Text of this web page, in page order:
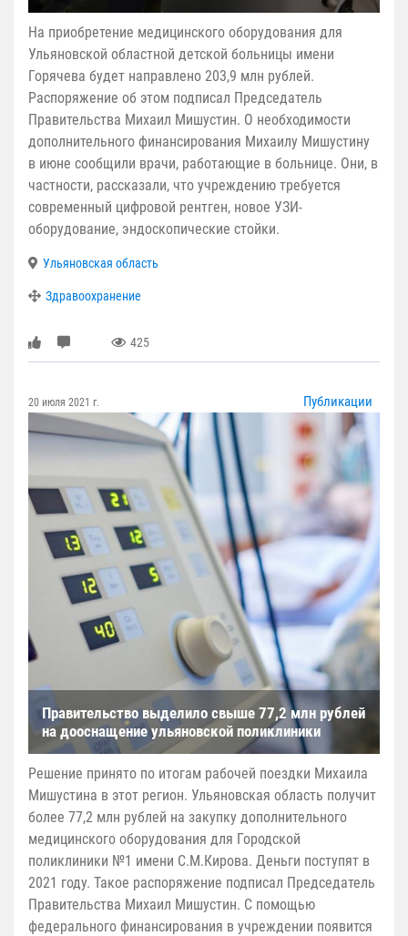
На приобретение медицинского оборудования для
Ульяновской областной детской больницы имени
Горячева будет направлено 203,9 млн рублей.
Распоряжение об этом подписал Председатель
Правительства Михаил Мишустин. О необходимости
дополнительного финансирования Михаилу Мишустину
в июне сообщили врачи, работающие в больнице. Они, в
частности, рассказали, что учреждению требуется
современный цифровой рентген, новое УЗИ-
оборудование, эндоскопические стойки.
Ульяновская область
Здравоохранение
425
20 июля 2021 г. Публикации
Правительство выделило свыше 77,2 млн рублей
на дооснащение ульяновской поликлиники
Решение принято по итогам рабочей поездки Михаила
Мишустина в этот регион. Ульяновская область получит
более 77,2 млн рублей на закупку дополнительного
медицинского оборудования для Городской
поликлиники №1 имени С.М.Кирова. Деньги поступят в
2021 году. Такое распоряжение подписал Председатель
Правительства Михаил Мишустин. С помощью
федерального финансирования в учреждении появится